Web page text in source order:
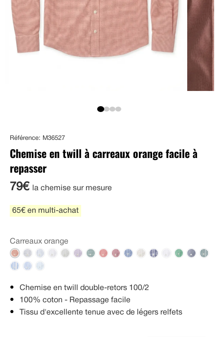
Référence: M36527
Chemise en twill à carreaux orange facile à
repasser
79€ la chemise sur mesure
65€ en multi-achat
Carreaux orange
Chemise en twill double-retors 100/2
100% coton - Repassage facile
Tissu d'excellente tenue avec de légers relfets